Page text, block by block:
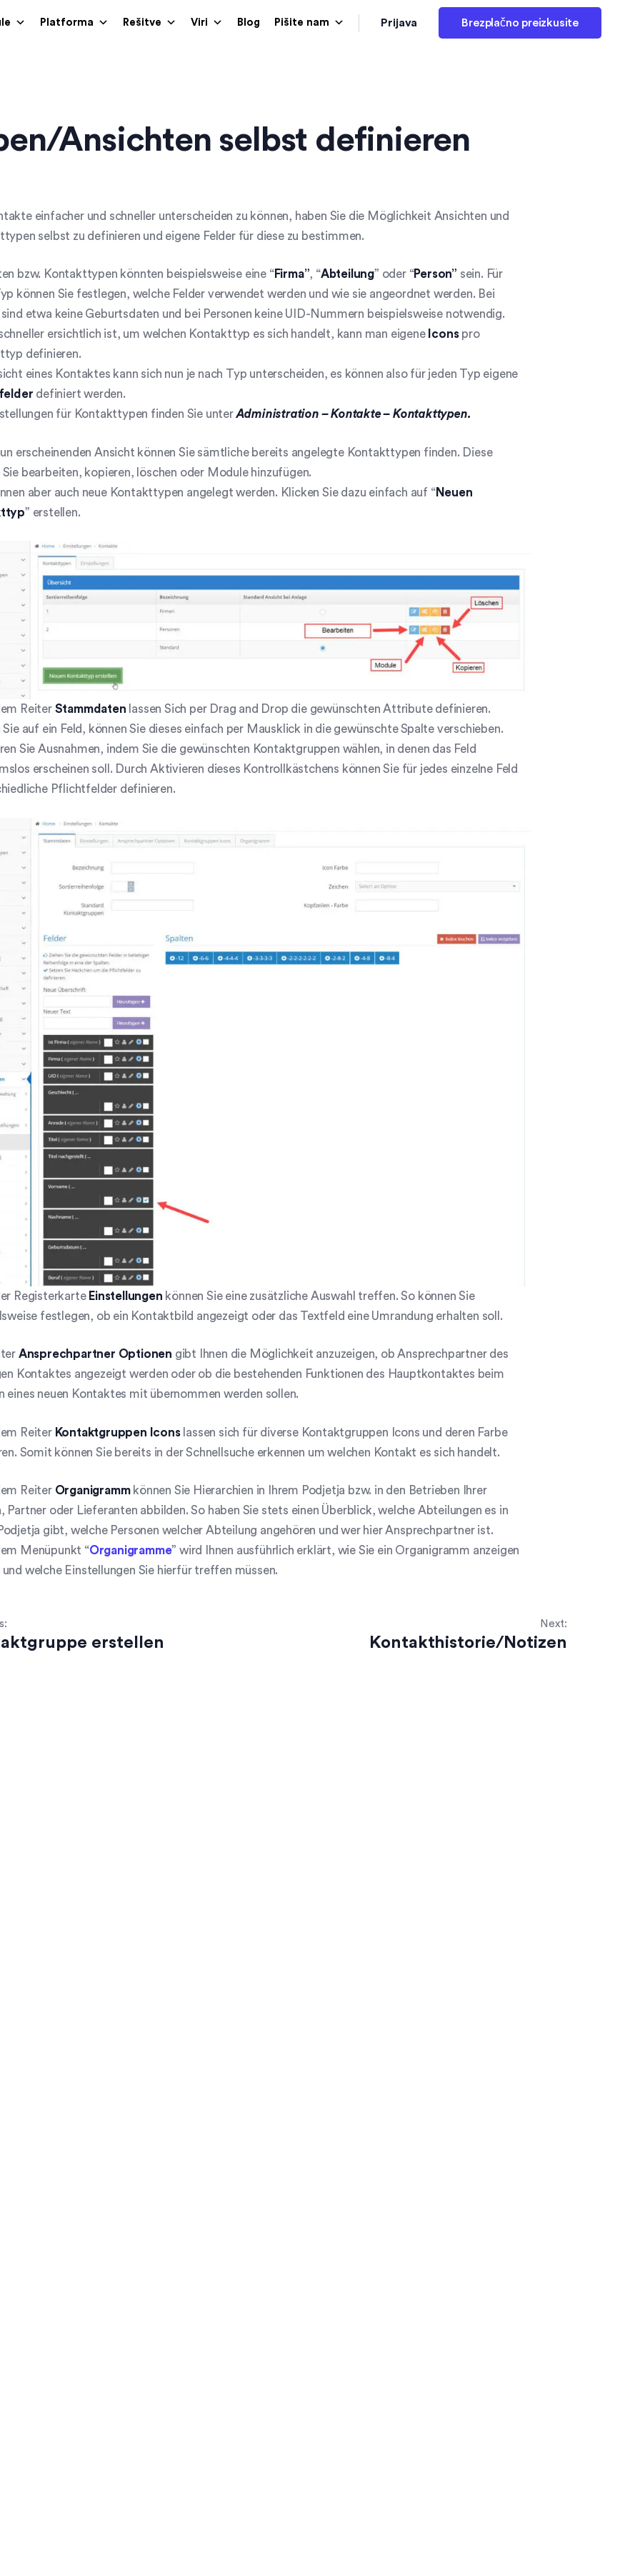
Platforma Rešitve Viri Blog Pišite nam Prijava Brezplačno preizkusite
Ansichten selbst definieren
einfacher und schneller unterscheiden zu können, haben Sie die Möglichkeit Ansichten und
selbst zu definieren und eigene Felder für diese zu bestimmen.
bzw. Kontakttypen könnten beispielsweise eine “Firma”, “Abteilung” oder “Person” sein. Für
können Sie festlegen, welche Felder verwendet werden und wie sie angeordnet werden. Bei
sind etwa keine Geburtsdaten und bei Personen keine UID-Nummern beispielsweise notwendig.
ersichtlich ist, um welchen Kontakttyp es sich handelt, kann man eigene Iconspro
definieren.
eines Kontaktes kann sich nun je nach Typ unterscheiden, es können also für jeden Typ eigene
definiert werden.
für Kontakttypen finden Sie unter Administration – Kontakte – Kontakttypen.
erscheinenden Ansicht können Sie sämtliche bereits angelegte Kontakttypen finden. Diese
Sie bearbeiten, kopieren, löschen oder Module hinzufügen.
aber auch neue Kontakttypen angelegt werden. Klicken Sie dazu einfach auf “Neuen
” erstellen.
Reiter Stammdaten lassen Sich per Drag and Drop die gewünschten Attribute definieren.
Sie auf ein Feld, können Sie dieses einfach per Mausklick in die gewünschte Spalte verschieben.
Sie Ausnahmen, indem Sie die gewünschten Kontaktgruppen wählen, in denen das Feld
erscheinen soll. Durch Aktivieren dieses Kontrollkästchens können Sie für jedes einzelne Feld
Pflichtfelder definieren.
Registerkarte Einstellungen können Sie eine zusätzliche Auswahl treffen. So können Sie
festlegen, ob ein Kontaktbild angezeigt oder das Textfeld eine Umrandung erhalten soll.
Ansprechpartner Optionen gibt Ihnen die Möglichkeit anzuzeigen, ob Ansprechpartner des
Kontaktes angezeigt werden oder ob die bestehenden Funktionen des Hauptkontaktes beim
eines neuen Kontaktes mit übernommen werden sollen.
Reiter Kontaktgruppen Iconslassen sich für diverse Kontaktgruppen Icons und deren Farbe
Somit können Sie bereits in der Schnellsuche erkennen um welchen Kontakt es sich handelt.
Reiter Organigrammkönnen Sie Hierarchien in Ihrem Podjetja bzw. in den Betrieben Ihrer
Partner oder Lieferanten abbilden. So haben Sie stets einen Überblick, welche Abteilungen es in
gibt, welche Personen welcher Abteilung angehören und wer hier Ansprechpartner ist.
Menüpunkt “Organigramme” wird Ihnen ausführlich erklärt, wie Sie ein Organigramm anzeigen
und welche Einstellungen Sie hierfür treffen müssen.
erstellen
Next:
Kontakthistorie/Notizen